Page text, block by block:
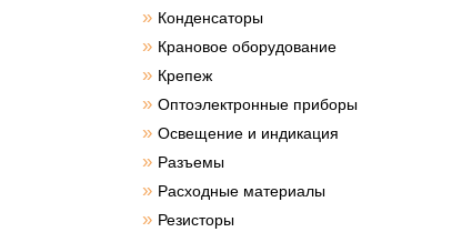
» Конденсаторы
» Крановое оборудование
» Крепеж
» Оптоэлектронные приборы
» Освещение и индикация
» Разъемы
» Расходные материалы
» Резисторы